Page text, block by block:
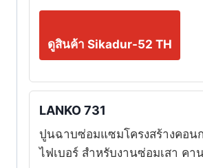
ดูสินค้า Sikadur-52 TH
LANKO 731
ปูนฉาบซ่อมแซมโครงสร้างคอน
ไฟเบอร์ สำหรับงานซ่อมเสา คา